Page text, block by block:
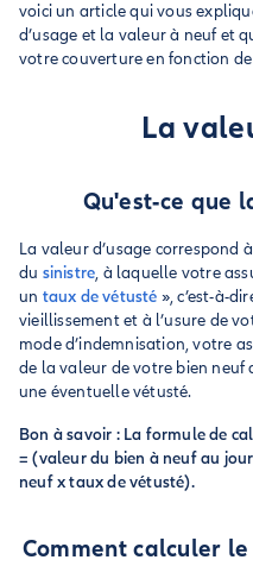
voici un article qui vous
d’usage et la valeur à neuf et
votre couverture en fonction
La
Qu'est-ce que
La valeur d’usage correspond
du sinistre, à laquelle votre
un taux de vétusté », c’est-à-
vieillissement et à l’usure de
mode d’indemnisation, votre
de la valeur de votre bien
une éventuelle vétusté.
Bon à savoir : La formule de
= (valeur du bien à neuf au
neuf x taux de vétusté).
Comment calculer